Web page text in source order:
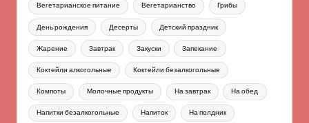
Вегетарианское питание Вегетарианство Грибы
День рождения Десерты Детский праздник
Жарение Завтрак Закуски Запекание
Коктейли алкогольные Коктейли безалкогольные
Компоты Молочные продукты На завтрак На обед
Напитки безалкогольные Напиток На полдник